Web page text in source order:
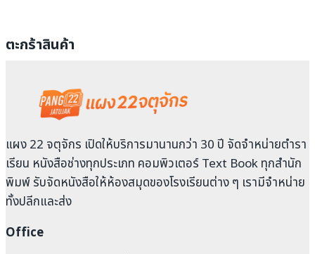
ตะกร้าสินค้า
แผง 22 จตุจักร เปิดให้บริการมานานกว่า 30 ปี จัดจำหน่ายตำรา
เรียน หนังสือช่างทุกประเภท คอมพิวเตอร์ Text Book ทุกสำนัก
พิมพ์ รับจัดหนังสือให้ห้องสมุดของโรงเรียนต่าง ๆ เรามีจำหน่าย
ทั้งปลีกและส่ง
Office